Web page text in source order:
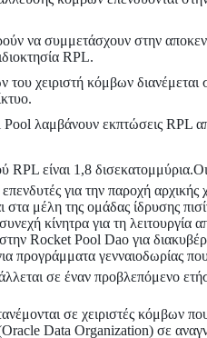
να συμμετάσχουν στην
RPL.
χειριστή κόμβων διανέμεται
λαμβάνουν εκπτώσεις RPL
RPL είναι 1,8
για την παροχή
στα μέλη της ομάδας ίδρυσης
κίνητρα για τη
Rocket Pool Dao για
προγράμματα γενναιοδωρίας
σε έναν προβλεπόμενο
σε χειριστές κόμβων
Data Organization) σε